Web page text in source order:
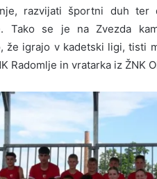
razvijati športni duh ter
Tako se je na Zvezda
že igrajo v kadetski ligi, tisti
Radomlje in vratarka iz ŽNK